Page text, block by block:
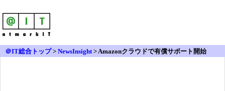
＠IT総合トップ> NewsInsight>Amazonクラウドで有償サポート開始